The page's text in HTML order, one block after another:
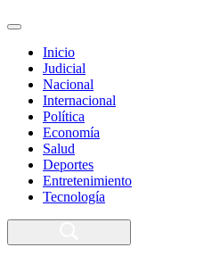
Inicio
Judicial
Nacional
Internacional
Política
Economía
Salud
Deportes
Entretenimiento
Tecnología